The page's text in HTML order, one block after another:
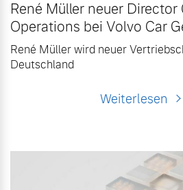
René Müller neuer
Operations bei Volvo Car
René Müller wird neuer
Deutschland
Weiterlesen